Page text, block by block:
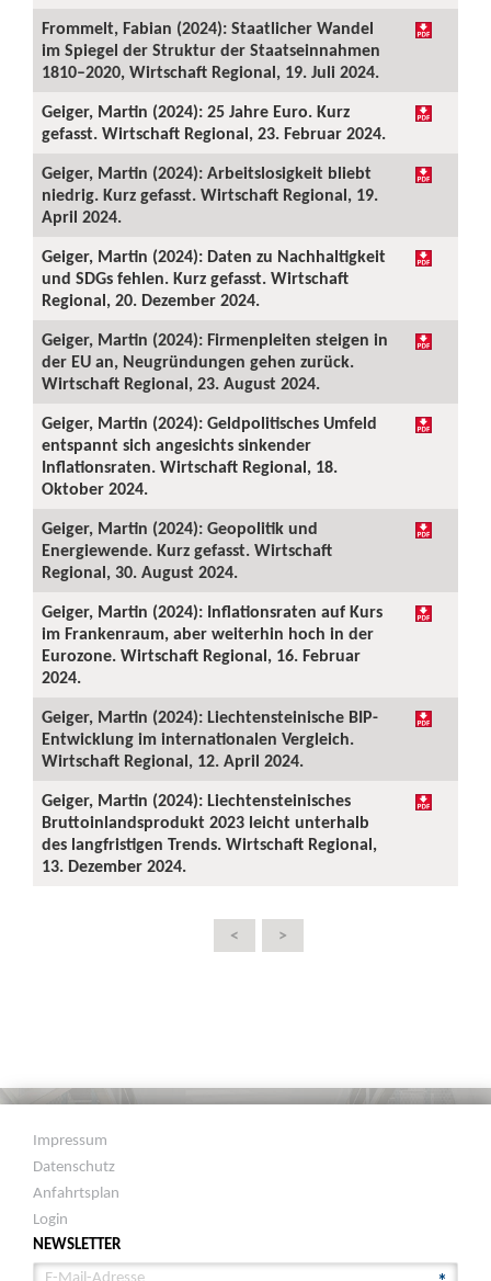
Frommelt, Fabian (2024): Staatlicher Wandel
im Spiegel der Struktur der Staatseinnahmen
1810–2020, Wirtschaft Regional, 19. Juli 2024.
Geiger, Martin (2024): 25 Jahre Euro. Kurz
gefasst. Wirtschaft Regional, 23. Februar 2024.
Geiger, Martin (2024): Arbeitslosigkeit bliebt
niedrig. Kurz gefasst. Wirtschaft Regional, 19.
April 2024.
Geiger, Martin (2024): Daten zu Nachhaltigkeit
und SDGs fehlen. Kurz gefasst. Wirtschaft
Regional, 20. Dezember 2024.
Geiger, Martin (2024): Firmenpleiten steigen in
der EU an, Neugründungen gehen zurück.
Wirtschaft Regional, 23. August 2024.
Geiger, Martin (2024): Geldpolitisches Umfeld
entspannt sich angesichts sinkender
Inflationsraten. Wirtschaft Regional, 18.
Oktober 2024.
Geiger, Martin (2024): Geopolitik und
Energiewende. Kurz gefasst. Wirtschaft
Regional, 30. August 2024.
Geiger, Martin (2024): Inflationsraten auf Kurs
im Frankenraum, aber weiterhin hoch in der
Eurozone. Wirtschaft Regional, 16. Februar
2024.
Geiger, Martin (2024): Liechtensteinische BIP-
Entwicklung im internationalen Vergleich.
Wirtschaft Regional, 12. April 2024.
Geiger, Martin (2024): Liechtensteinisches
Bruttoinlandsprodukt 2023 leicht unterhalb
des langfristigen Trends. Wirtschaft Regional,
13. Dezember 2024.
< >
Impressum
Datenschutz
Anfahrtsplan
Login
NEWSLETTER